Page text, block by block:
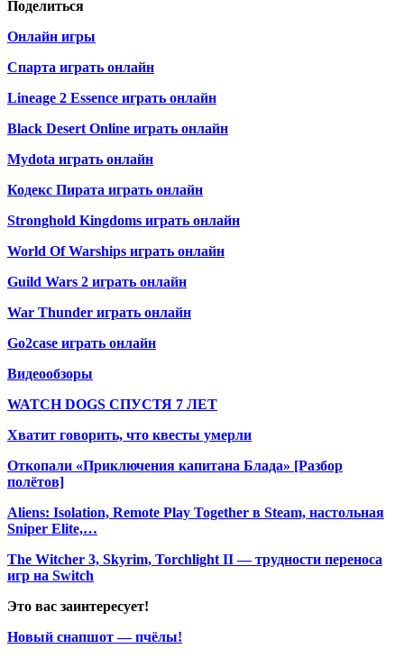
Поделиться
Онлайн игры
Спарта играть онлайн
Lineage 2 Essence играть онлайн
Black Desert Online играть онлайн
Mydota играть онлайн
Кодекс Пирата играть онлайн
Stronghold Kingdoms играть онлайн
World Of Warships играть онлайн
Guild Wars 2 играть онлайн
War Thunder играть онлайн
Go2case играть онлайн
Видеообзоры
WATCH DOGS СПУСТЯ 7 ЛЕТ
Хватит говорить, что квесты умерли
Откопали «Приключения капитана Блада» [Разбор
полётов]
Aliens: Isolation, Remote Play Together в Steam, настольная
Sniper Elite,…
The Witcher 3, Skyrim, Torchlight II — трудности переноса
игр на Switch
Это вас заинтересует!
Новый снапшот — пчёлы!